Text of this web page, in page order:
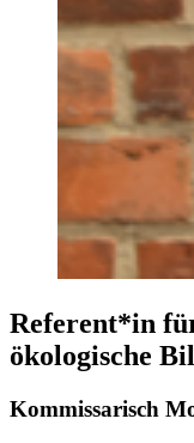
Referent*in
ökologische
Kommissarisch